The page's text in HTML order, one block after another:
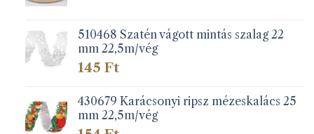
510468 Szatén vágott mintás szalag 22
mm 22,5m/vég
145 Ft
430679 Karácsonyi ripsz mézeskalács 25
mm 22,5m/vég